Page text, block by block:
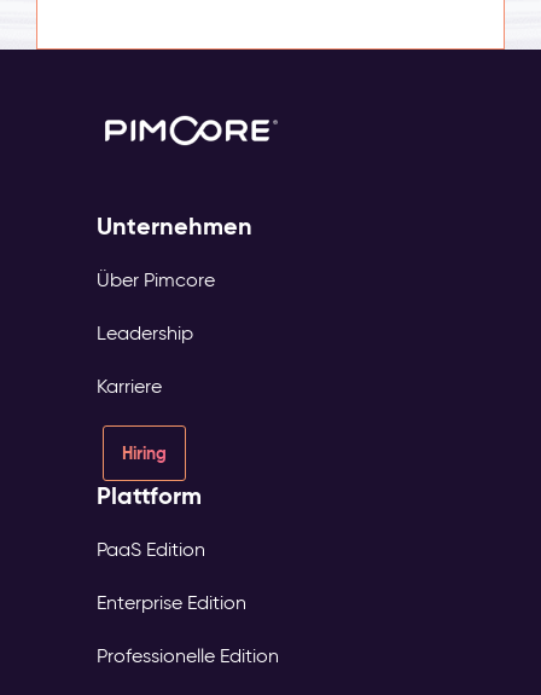
Unternehmen
Über Pimcore
Leadership
Karriere
Hiring
Plattform
PaaS Edition
Enterprise Edition
Professionelle Edition